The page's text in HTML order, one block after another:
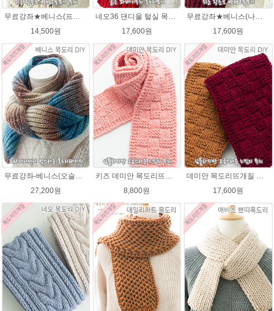
14,500원
17,600원
17,600원
무료강좌-베니스(오슬로울)목도리뜨기 DIY 패키지(줄바늘 포함) 그라데이션목도리
27,200원
키즈 데미안 목도리뜨개질 패키지 (댄디울2볼+도안) 아기목도리뜨기
8,800원
데미안 목도리뜨개질 패키지 (댄디울4볼+도안+줄바늘8호)
17,600원